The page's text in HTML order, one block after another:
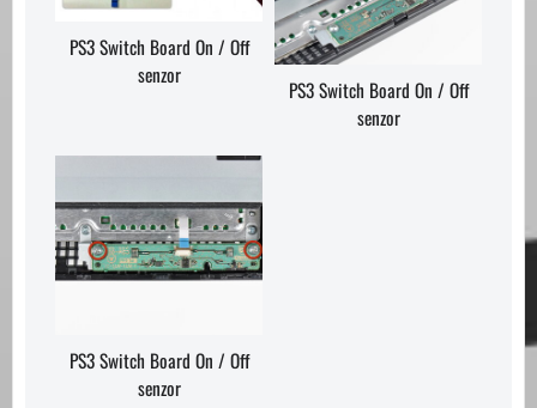
PS3 Switch Board On / Off
senzor
PS3 Switch Board On / Off
senzor
PS3 Switch Board On / Off
senzor